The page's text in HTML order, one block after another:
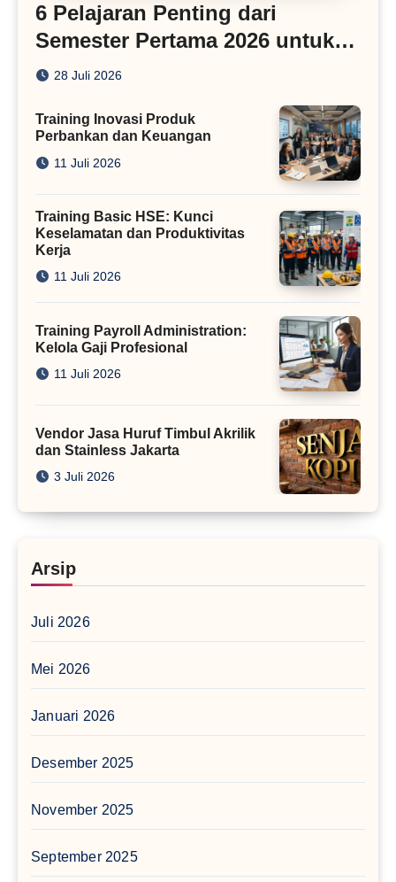
6 Pelajaran Penting dari
Semester Pertama 2026 untuk
Bisnis Digital
28 Juli 2026
Training Inovasi Produk
Perbankan dan Keuangan
11 Juli 2026
Training Basic HSE: Kunci
Keselamatan dan Produktivitas
Kerja
11 Juli 2026
Training Payroll Administration:
Kelola Gaji Profesional
11 Juli 2026
Vendor Jasa Huruf Timbul Akrilik
dan Stainless Jakarta
3 Juli 2026
Arsip
Juli 2026
Mei 2026
Januari 2026
Desember 2025
November 2025
September 2025